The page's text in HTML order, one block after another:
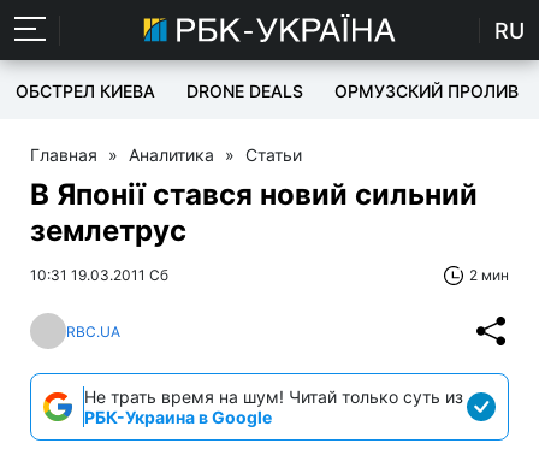
RU
ОБСТРЕЛ КИЕВА DRONE DEALS ОРМУЗСКИЙ ПРОЛИВ
Главная » Аналитика » Статьи
В Японії стався новий сильний
землетрус
10:31 19.03.2011 Сб 2 мин
RBC.UA
Не трать время на шум! Читай только суть из
РБК-Украина в Google